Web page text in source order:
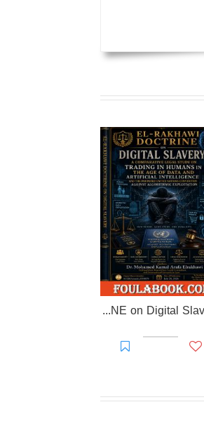
EL-RAKHAWI DOCTRINE on Digital Slavery